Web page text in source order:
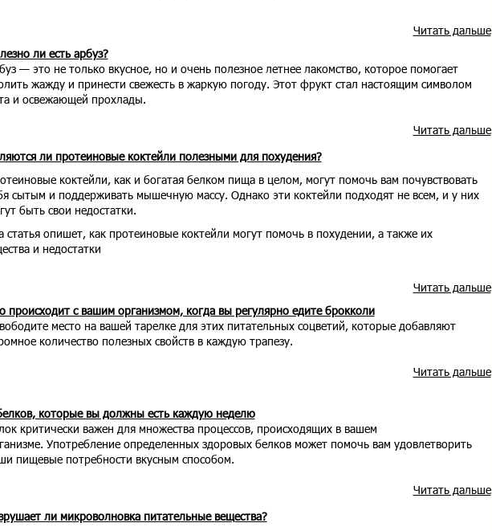
Читать дальше
ли есть арбуз?
— это не только вкусное, но и очень полезное летнее лакомство, которое помогает
жажду и принести свежесть в жаркую погоду. Этот фрукт стал настоящим символом
и освежающей прохлады.
Читать дальше
ли протеиновые коктейли полезными для похудения?
коктейли, как и богатая белком пища в целом, могут помочь вам почувствовать
сытым и поддерживать мышечную массу. Однако эти коктейли подходят не всем, и у них
быть свои недостатки.
статья опишет, как протеиновые коктейли могут помочь в похудении, а также их
и недостатки
Читать дальше
происходит с вашим организмом, когда вы регулярно едите брокколи
место на вашей тарелке для этих питательных соцветий, которые добавляют
количество полезных свойств в каждую трапезу.
Читать дальше
которые вы должны есть каждую неделю
критически важен для множества процессов, происходящих в вашем
Употребление определенных здоровых белков может помочь вам удовлетворить
пищевые потребности вкусным способом.
Читать дальше
ли микроволновка питательные вещества?